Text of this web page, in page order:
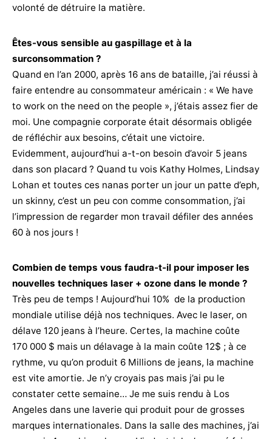
volonté de détruire la matière.
Êtes-vous sensible au gaspillage et à la
surconsommation ?
Quand en l’an 2000, après 16 ans de bataille, j’ai réussi à
faire entendre au consommateur américain : « We have
to work on the need on the people », j’étais assez fier de
moi. Une compagnie corporate était désormais obligée
de réfléchir aux besoins, c’était une victoire.
Evidemment, aujourd’hui a-t-on besoin d’avoir 5 jeans
dans son placard ? Quand tu vois Kathy Holmes, Lindsay
Lohan et toutes ces nanas porter un jour un patte d’eph,
un skinny, c’est un peu con comme consommation, j’ai
l’impression de regarder mon travail défiler des années
60 à nos jours !
Combien de temps vous faudra-t-il pour imposer les
nouvelles techniques laser + ozone dans le monde ?
Très peu de temps ! Aujourd’hui 10% de la production
mondiale utilise déjà nos techniques. Avec le laser, on
délave 120 jeans à l’heure. Certes, la machine coûte
170 000 $ mais un délavage à la main coûte 12$ ; à ce
rythme, vu qu’on produit 6 Millions de jeans, la machine
est vite amortie. Je n’y croyais pas mais j’ai pu le
constater cette semaine… Je me suis rendu à Los
Angeles dans une laverie qui produit pour de grosses
marques internationales. Dans la salle des machines, j’ai